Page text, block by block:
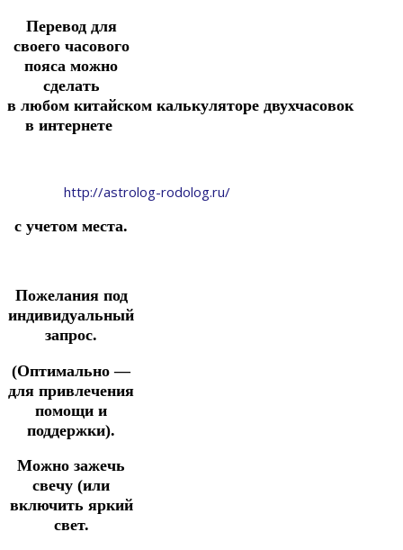
Перевод для
своего часового
пояса можно
сделать
в любом китайском калькуляторе двухчасовок
в интернете
http://astrolog-rodolog.ru/
с учетом места.
Пожелания под
индивидуальный
запрос.
(Оптимально —
для привлечения
помощи и
поддержки).
Можно зажечь
свечу (или
включить яркий
свет.